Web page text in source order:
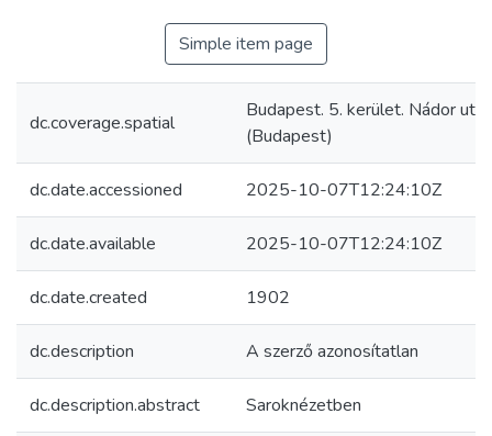
Simple item page
dc.coverage.spatial
Budapest. 5. kerület. Nádor
(Budapest)
dc.date.accessioned 2025-10-07T12:24:10Z
dc.date.available 2025-10-07T12:24:10Z
dc.date.created 1902
dc.description A szerző azonosítatlan
dc.description.abstract Saroknézetben